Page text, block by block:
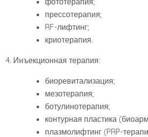
прессотерапия;
RF-лифтинг;
криотерапия.
4. Инъекционная терапия:
биоревитализация;
мезотерапия;
ботулинотерапия;
контурная пластика
плазмолифтинг (PRP-